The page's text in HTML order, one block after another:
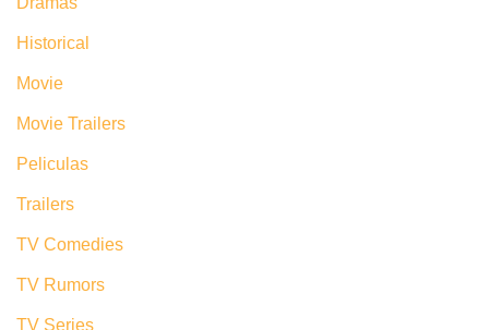
Historical
Movie
Movie Trailers
Peliculas
Trailers
TV Comedies
TV Rumors
TV Series